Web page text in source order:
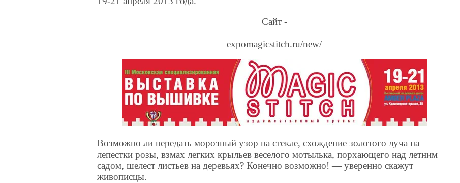
Сайт -
expomagicstitch.ru/new/
Возможно ли передать морозный узор на стекле, схождение золотого луча на
лепестки розы, взмах легких крыльев веселого мотылька, порхающего над летним
садом, шелест листьев на деревьях? Конечно возможно! — уверенно скажут
живописцы.